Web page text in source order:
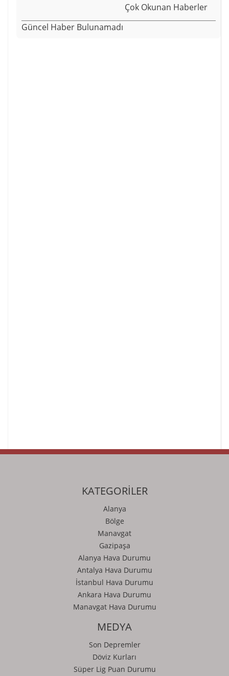
Çok Okunan Haberler
Güncel Haber Bulunamadı
KATEGORİLER
Alanya
Bölge
Manavgat
Gazipaşa
Alanya Hava Durumu
Antalya Hava Durumu
İstanbul Hava Durumu
Ankara Hava Durumu
Manavgat Hava Durumu
MEDYA
Son Depremler
Döviz Kurları
Süper Lig Puan Durumu